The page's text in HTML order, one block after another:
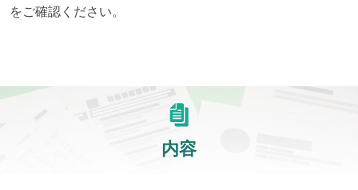
をご確認ください。
内容